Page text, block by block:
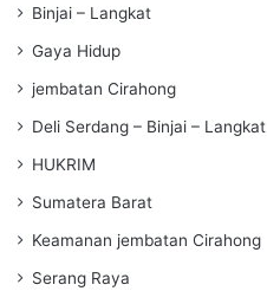
Binjai – Langkat
Gaya Hidup
jembatan Cirahong
Deli Serdang – Binjai – Langkat
HUKRIM
Sumatera Barat
Keamanan jembatan Cirahong
Serang Raya